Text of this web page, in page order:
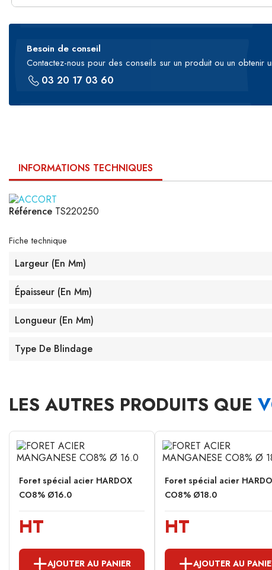
Besoin de conseil
Contactez-nous pour des conseils sur un produit ou un obtenir
03 20 17 03 60
INFORMATIONS TECHNIQUES
Référence TS220250
Fiche technique
Largeur (en Mm)
Épaisseur (en Mm)
Longueur (en Mm)
Type De Blindage
LES AUTRES PRODUITS QUE
Foret spécial acier HARDOX
CO8% Ø16.0
HT
AJOUTER AU PANIER
Foret spécial acier
CO8% Ø18.0
HT
AJOUTER AU